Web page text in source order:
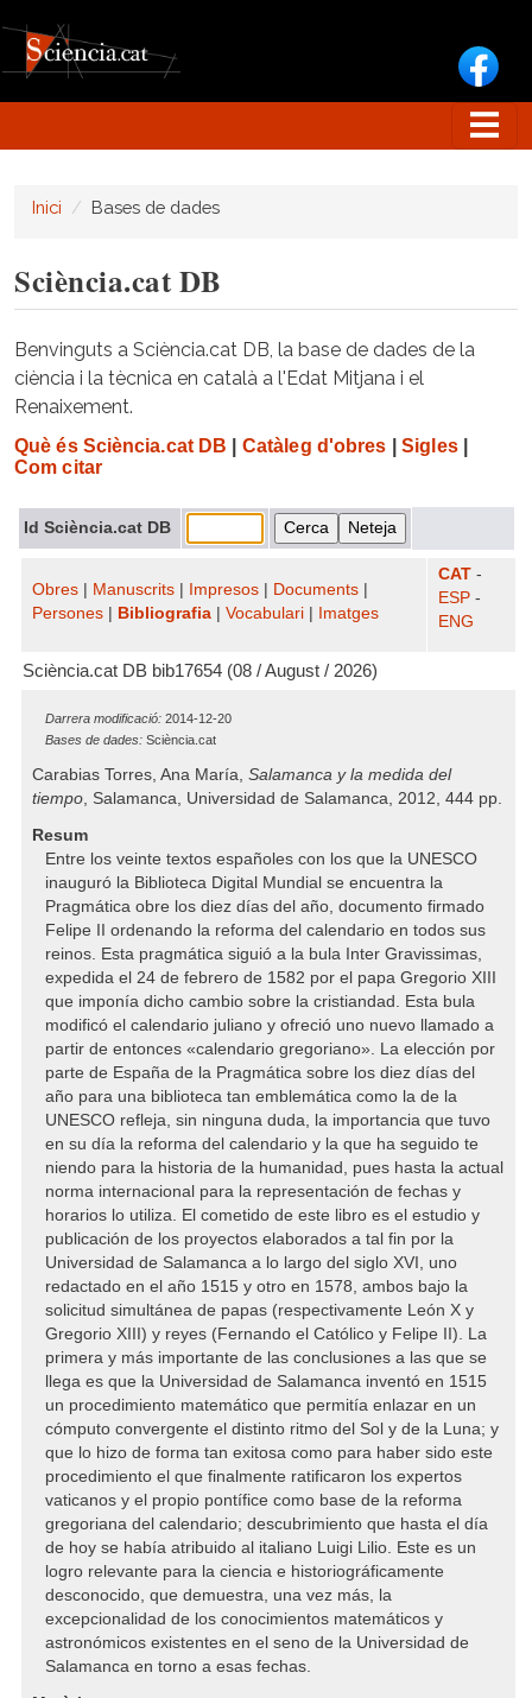
Inici Bases de dades
Sciència.cat DB
Benvinguts a Sciència.cat DB, la base de dades de la
ciència i la tècnica en català a l'Edat Mitjana i el
Renaixement.
Què és Sciència.cat DB Catàleg d'obres Sigles|
Com citar
Id Sciència.cat DB
Obres Manuscrits Impresos Documents
Persones
Bibliografia Vocabulari Imatges
CAT -
ESP -
ENG
Sciència.cat DB bib17654 (08 / August / 2026)
Darrera modificació: 2014-12-20
Bases de dades: Sciència.cat
Carabias Torres, Ana María, Salamanca y la medida del
tiempo, Salamanca, Universidad de Salamanca, 2012, 444 pp.
Resum
Entre los veinte textos españoles con los que la UNESCO
inauguró la Biblioteca Digital Mundial se encuentra la
Pragmática obre los diez días del año, documento firmado
Felipe II ordenando la reforma del calendario en todos sus
reinos. Esta pragmática siguió a la bula Inter Gravissimas,
expedida el 24 de febrero de 1582 por el papa Gregorio XIII
que imponía dicho cambio sobre la cristiandad. Esta bula
modificó el calendario juliano y ofreció uno nuevo llamado a
partir de entonces «calendario gregoriano». La elección por
parte de España de la Pragmática sobre los diez días del
año para una biblioteca tan emblemática como la de la
UNESCO refleja, sin ninguna duda, la importancia que tuvo
en su día la reforma del calendario y la que ha seguido te
niendo para la historia de la humanidad, pues hasta la actual
norma internacional para la representación de fechas y
horarios lo utiliza. El cometido de este libro es el estudio y
publicación de los proyectos elaborados a tal fin por la
Universidad de Salamanca a lo largo del siglo XVI, uno
redactado en el año 1515 y otro en 1578, ambos bajo la
solicitud simultánea de papas (respectivamente León X y
Gregorio XIII) y reyes (Fernando el Católico y Felipe II). La
primera y más importante de las conclusiones a las que se
llega es que la Universidad de Salamanca inventó en 1515
un procedimiento matemático que permitía enlazar en un
cómputo convergente el distinto ritmo del Sol y de la Luna; y
que lo hizo de forma tan exitosa como para haber sido este
procedimiento el que finalmente ratificaron los expertos
vaticanos y el propio pontífice como base de la reforma
gregoriana del calendario; descubrimiento que hasta el día
de hoy se había atribuido al italiano Luigi Lilio. Este es un
logro relevante para la ciencia e historiográficamente
desconocido, que demuestra, una vez más, la
excepcionalidad de los conocimientos matemáticos y
astronómicos existentes en el seno de la Universidad de
Salamanca en torno a esas fechas.